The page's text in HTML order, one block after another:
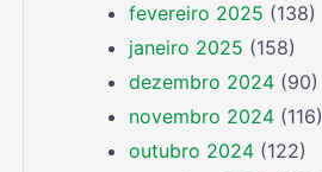
fevereiro 2025 (138)
janeiro 2025 (158)
dezembro 2024 (90)
novembro 2024 (116)
outubro 2024 (122)